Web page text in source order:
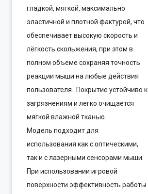
гладкой, мягкой, максимально
эластичной и плотной фактурой, что
обеспечивает высокую скорость и
лёгкость скольжения, при этом в
полном объеме сохраняя точность
реакции мыши на любые действия
пользователя. Покрытие устойчиво к
загрязнениям и легко очищается
мягкой влажной тканью.
Модель подходит для
использования как с оптическими,
так и с лазерными сенсорами мыши.
При использовании игровой
поверхности эффективность работы